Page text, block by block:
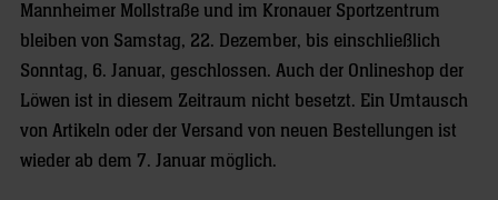
Mannheimer Mollstraße und im Kronauer Sportzentrum
bleiben von Samstag, 22. Dezember, bis einschließlich
Sonntag, 6. Januar, geschlossen. Auch der Onlineshop der
Löwen ist in diesem Zeitraum nicht besetzt. Ein Umtausch
von Artikeln oder der Versand von neuen Bestellungen ist
wieder ab dem 7. Januar möglich.